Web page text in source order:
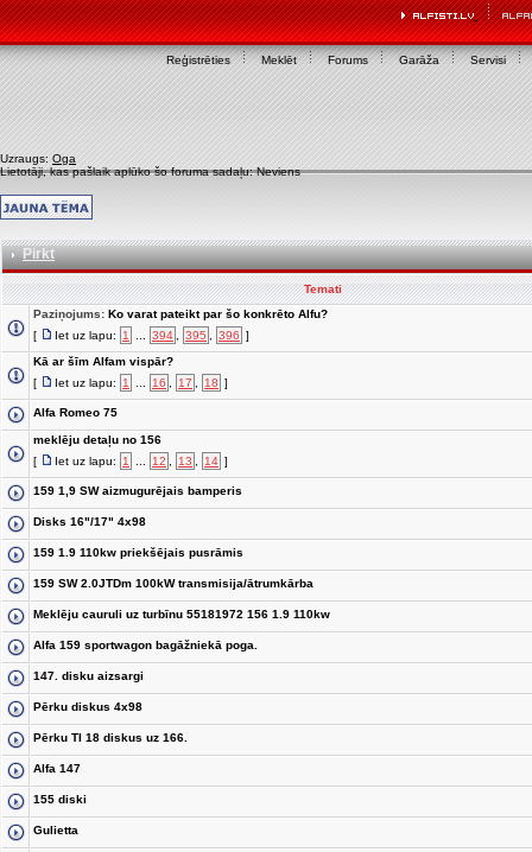
Reģistrēties Meklēt Forums Garāža Servisi
Uzraugs: Oga
Lietotāji, kas pašlaik aplūko šo foruma sadaļu: Neviens
Pirkt
Temati
Paziņojums: Ko varat pateikt par šo konkrēto Alfu?
[
Iet uz lapu: 1 394 395 396 ]
Kā ar šīm Alfam vispār?
[
Iet uz lapu: 1 16 17 18 ]
Alfa Romeo 75
meklēju detaļu no 156
[
Iet uz lapu: 1 12 13 14 ]
159 1,9 SW aizmugurējais bamperis
Disks 16"/17" 4x98
159 1.9 110kw priekšējais pusrāmis
159 SW 2.0JTDm 100kW transmisija/ātrumkārba
Meklēju cauruli uz turbīnu 55181972 156 1.9 110kw
Alfa 159 sportwagon bagāžniekā poga.
147. disku aizsargi
Pērku diskus 4x98
Pērku TI 18 diskus uz 166.
Alfa 147
155 diski
Gulietta